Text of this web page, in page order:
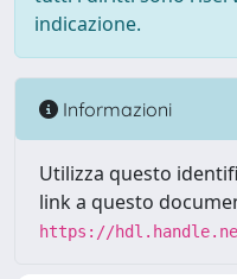
indicazione.
Informazioni
Utilizza questo
link a questo
https://